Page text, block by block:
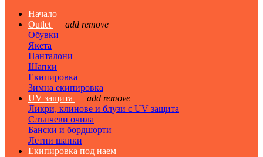
Начало
Outlet
add remove
Обувки
Якета
Панталони
Шапки
Екипировка
Зимна екипировка
UV защита
add remove
Ликри, клинове и блузи с UV защита
Слънчеви очила
Бански и бордшорти
Летни шапки
Екипировка под наем